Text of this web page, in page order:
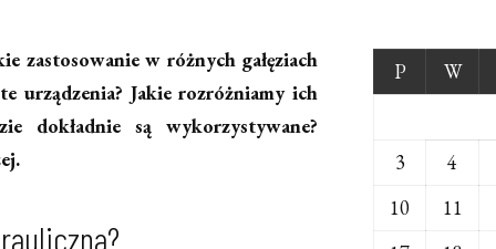
zastosowanie w różnych gałęziach
urządzenia? Jakie rozróżniamy ich
dokładnie są wykorzystywane?
P W
3
4
10
11